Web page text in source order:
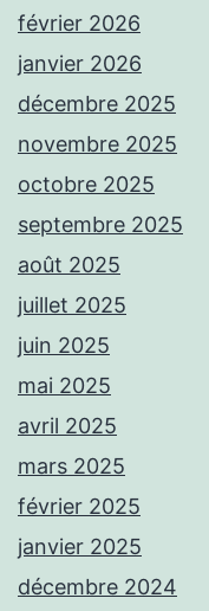
février 2026
janvier 2026
décembre 2025
novembre 2025
octobre 2025
septembre 2025
août 2025
juillet 2025
juin 2025
mai 2025
avril 2025
mars 2025
février 2025
janvier 2025
décembre 2024